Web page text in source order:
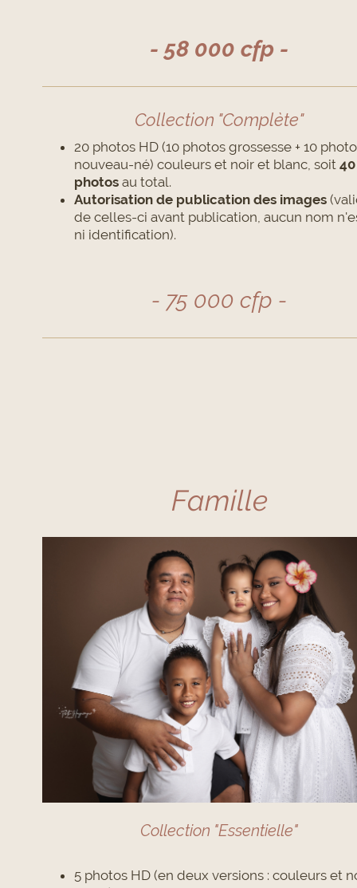
- 58 000 cfp -
Collection "Complète"
20 photos HD (10 photos grossesse + 10
nouveau-né) couleurs et noir et blanc, soit 40
photosau total.
Autorisation de publication des images
de celles-ci avant publication, aucun nom
ni identification).
- 75 000 cfp -
Famille
Collection "Essentielle"
5 photos HD (en deux versions : couleurs et